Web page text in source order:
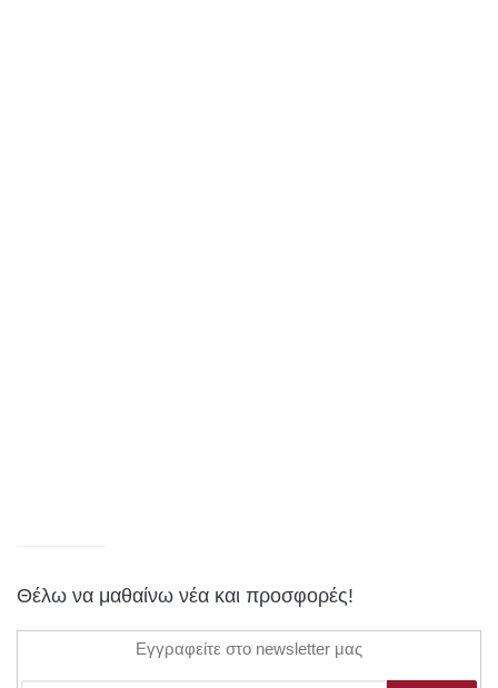
Θέλω να μαθαίνω νέα και προσφορές!
Εγγραφείτε στο newsletter μας